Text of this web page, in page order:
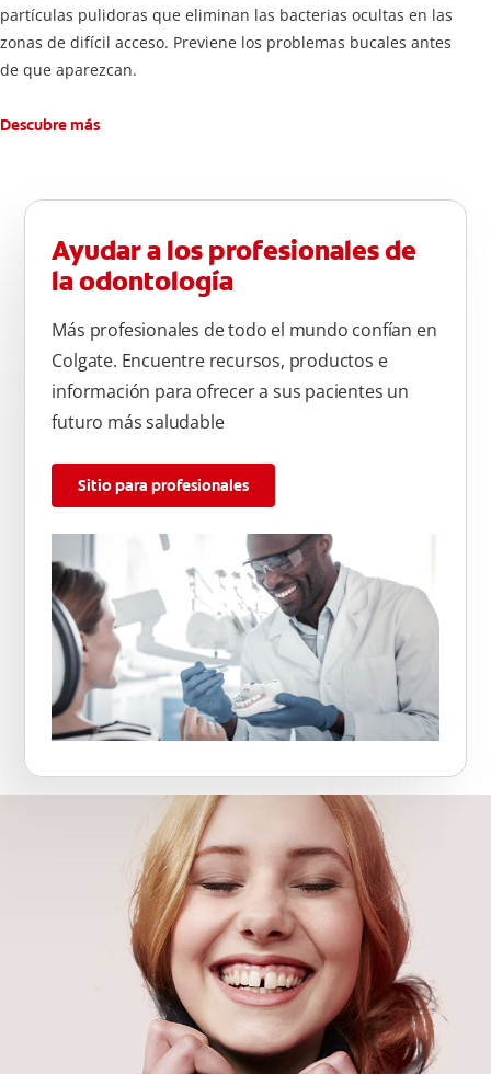
partículas pulidoras que eliminan las bacterias ocultas en las
zonas de difícil acceso. Previene los problemas bucales antes
de que aparezcan.
Descubre más
Ayudar a los profesionales de
la odontología
Más profesionales de todo el mundo confían en
Colgate. Encuentre recursos, productos e
información para ofrecer a sus pacientes un
futuro más saludable
Sitio para profesionales